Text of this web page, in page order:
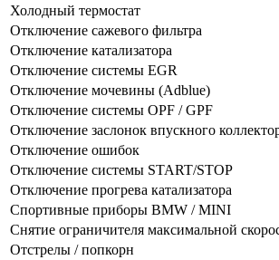
Холодный термостат
Отключение сажевого фильтра
Отключение катализатора
Отключение системы EGR
Отключение мочевины (Adblue)
Отключение системы OPF / GPF
Отключение заслонок впускного
Отключение ошибок
Отключение системы START/STOP
Отключение прогрева катализатора
Спортивные приборы BMW / MINI
Снятие ограничителя максимальной
Отстрелы / попкорн